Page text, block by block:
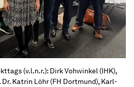
(v.l.n.r.): Dirk Vohwinkel (IHK),
Katrin Löhr (FH Dortmund), Karl-